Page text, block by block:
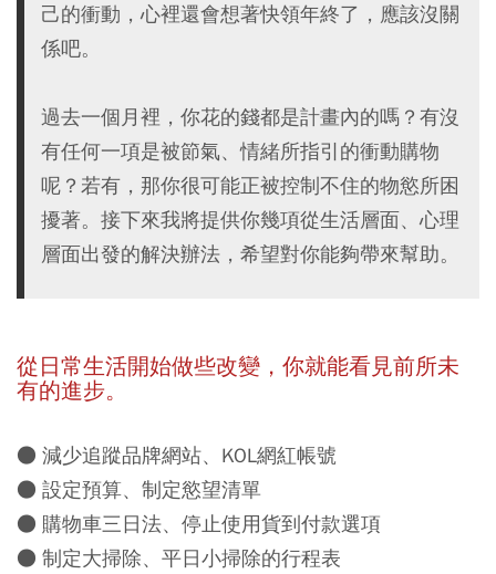
己的衝動，心裡還會想著快領年終了，應該沒關
係吧。
過去一個月裡，你花的錢都是計畫內的嗎？有沒
有任何一項是被節氣、情緒所指引的衝動購物
呢？若有，那你很可能正被控制不住的物慾所困
擾著。接下來我將提供你幾項從生活層面、心理
層面出發的解決辦法，希望對你能夠帶來幫助。
從日常生活開始做些改變，你就能看見前所未
有的進步。
● 減少追蹤品牌網站、KOL網紅帳號
● 設定預算、制定慾望清單
● 購物車三日法、停止使用貨到付款選項
● 制定大掃除、平日小掃除的行程表